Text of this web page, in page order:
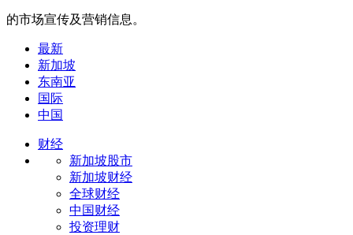
的市场宣传及营销信息。
最新
新加坡
东南亚
国际
中国
财经
新加坡股市
新加坡财经
全球财经
中国财经
投资理财